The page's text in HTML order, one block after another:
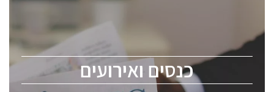
כנסים ואירועים
לכל העוסקים בתעשיית הסמיקונדקטור כולל מהנדסים,
ChipEx2026 will be held on May 12-13, 2026. The